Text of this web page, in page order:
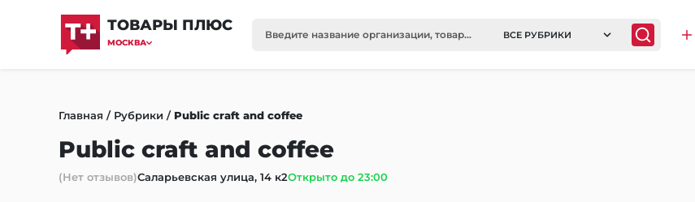
ТОВАРЫ ПЛЮС
МОСКВА
ВСЕ РУБРИКИ
Главная / Рубрики / Public craft and coffee
Public craft and coffee
(Нет отзывов)Саларьевская улица, 14 к2Открыто до 23:00